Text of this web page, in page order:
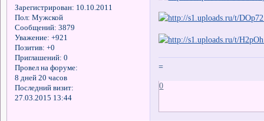
Зарегистрирован: 10.10.2011
Пол: Мужской
Сообщений: 3879
Уважение: +921
Позитив: +0
Приглашений: 0
Провел на форуме:
8 дней 20 часов
Последний визит:
27.03.2015 13:44
=
0